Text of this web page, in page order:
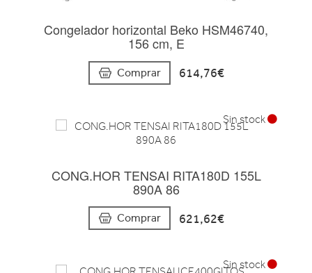
Congelador horizontal Beko HSM46740,
156 cm, E
Comprar 614,76€
CONG.HOR TENSAI RITA180D 155L
890A 86
Comprar 621,62€
Sin stock
Sin stock